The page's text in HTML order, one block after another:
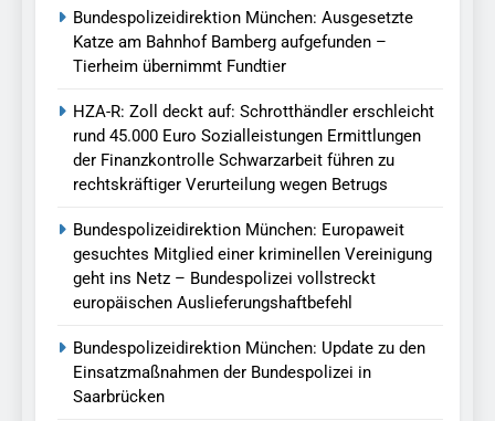
Bundespolizeidirektion München: Ausgesetzte
Katze am Bahnhof Bamberg aufgefunden –
Tierheim übernimmt Fundtier
HZA-R: Zoll deckt auf: Schrotthändler erschleicht
rund 45.000 Euro Sozialleistungen Ermittlungen
der Finanzkontrolle Schwarzarbeit führen zu
rechtskräftiger Verurteilung wegen Betrugs
Bundespolizeidirektion München: Europaweit
gesuchtes Mitglied einer kriminellen Vereinigung
geht ins Netz – Bundespolizei vollstreckt
europäischen Auslieferungshaftbefehl
Bundespolizeidirektion München: Update zu den
Einsatzmaßnahmen der Bundespolizei in
Saarbrücken